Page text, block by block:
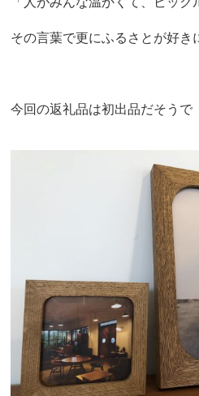
その言葉で更にふるさとが好き
今回の返礼品は初出品だそうで